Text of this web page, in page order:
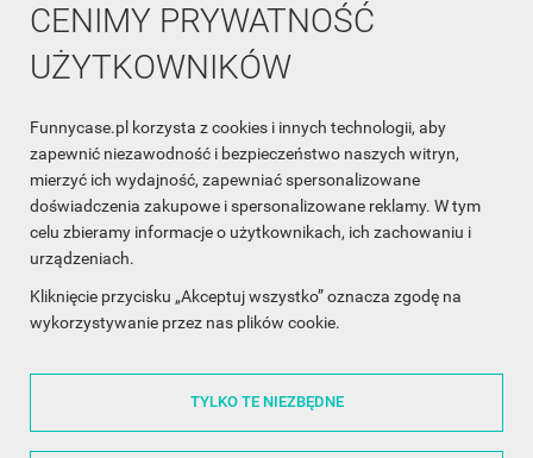
CENIMY PRYWATNOŚĆ
UŻYTKOWNIKÓW
Funnycase.pl korzysta z cookies i innych technologii, aby
zapewnić niezawodność i bezpieczeństwo naszych witryn,
mierzyć ich wydajność, zapewniać spersonalizowane
doświadczenia zakupowe i spersonalizowane reklamy. W tym
celu zbieramy informacje o użytkownikach, ich zachowaniu i
urządzeniach.
Kliknięcie przycisku „Akceptuj wszystko” oznacza zgodę na
wykorzystywanie przez nas plików cookie.
TYLKO TE NIEZBĘDNE
INFORMACJA O SKLEPIE
INFORMACJE
OBSŁUGA KLIENTA
WSPÓŁPRACA
ŚLEDŹ NAS NA FACEBOOKU
Made with❤in Poland